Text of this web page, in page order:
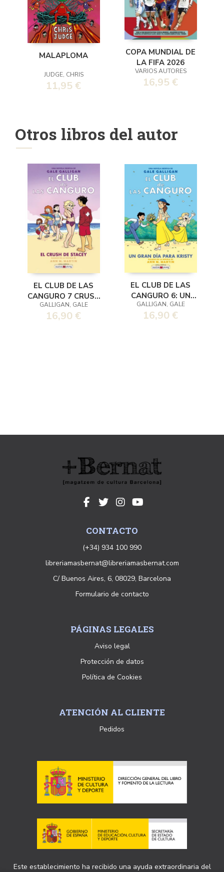
MALAPLOMA
JUDGE, CHRIS
11,95 €
COPA MUNDIAL DE
LA FIFA 2026
VARIOS AUTORES
16,95 €
Otros libros del autor
EL CLUB DE LAS
CANGURO 7 CRUSH
DE STACY
GALLIGAN, GALE
16,90 €
EL CLUB DE LAS
CANGURO 6: UN
GRAN DÍA PARA
KRISTY
GALLIGAN, GALE
16,90 €
CONTACTO
(+34) 934 100 990
libreriamasbernat@libreriamasbernat.com
C/ Buenos Aires, 6, 08029, Barcelona
Formulario de contacto
PÁGINAS LEGALES
Aviso legal
Protección de datos
Política de Cookies
ATENCIÓN AL CLIENTE
Pedidos
Este establecimiento ha recibido una ayuda extraordinaria del